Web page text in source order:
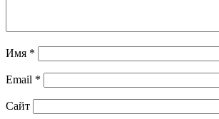
Имя *
Email *
Сайт